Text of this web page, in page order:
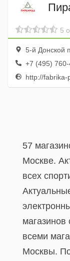
5
5-й Донской
+7 (495) 760-
http://fabrika-
57
Москве.
всех
магазинов
всеми
Москвы.